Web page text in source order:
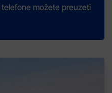
telefone možete preuzeti